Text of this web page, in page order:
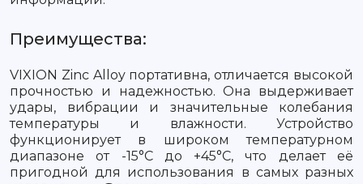
Преимущества:
VIXION Zinc Alloy портативна, отличается высокой
прочностью и надежностью. Она выдерживает
удары, вибрации и значительные колебания
температуры и влажности. Устройство
функционирует в широком температурном
диапазоне от -15°C до +45°C, что делает её
пригодной для использования в самых разных